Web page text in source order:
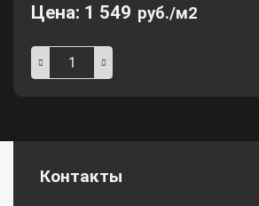
Цена: 1 549 руб./м2
Контакты